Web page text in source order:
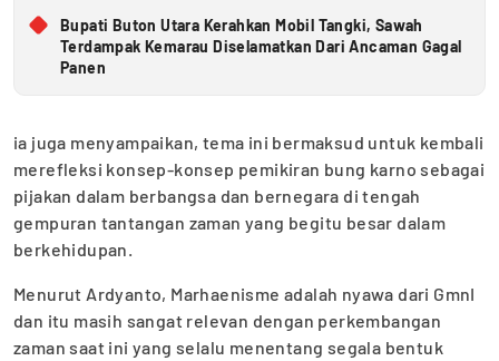
Bupati Buton Utara Kerahkan Mobil Tangki, Sawah
Terdampak Kemarau Diselamatkan Dari Ancaman Gagal
Panen
ia juga menyampaikan, tema ini bermaksud untuk kembali
merefleksi konsep-konsep pemikiran bung karno sebagai
pijakan dalam berbangsa dan bernegara di tengah
gempuran tantangan zaman yang begitu besar dalam
berkehidupan.
Menurut Ardyanto, Marhaenisme adalah nyawa dari GmnI
dan itu masih sangat relevan dengan perkembangan
zaman saat ini yang selalu menentang segala bentuk